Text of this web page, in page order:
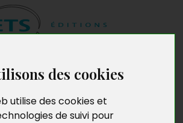
des cookies
utilise des cookies et
de suivi pour
manuscrit